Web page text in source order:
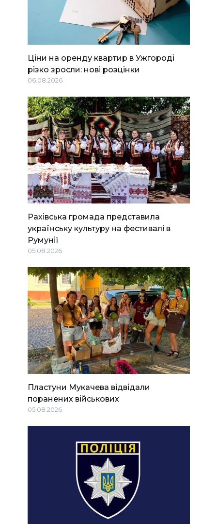
Ціни на оренду квартир в Ужгороді
різко зросли: нові розцінки
06.08.2026
Рахівська громада представила
українську культуру на фестивалі в
Румунії
05.08.2026
Пластуни Мукачева відвідали
поранених військових
05.08.2026